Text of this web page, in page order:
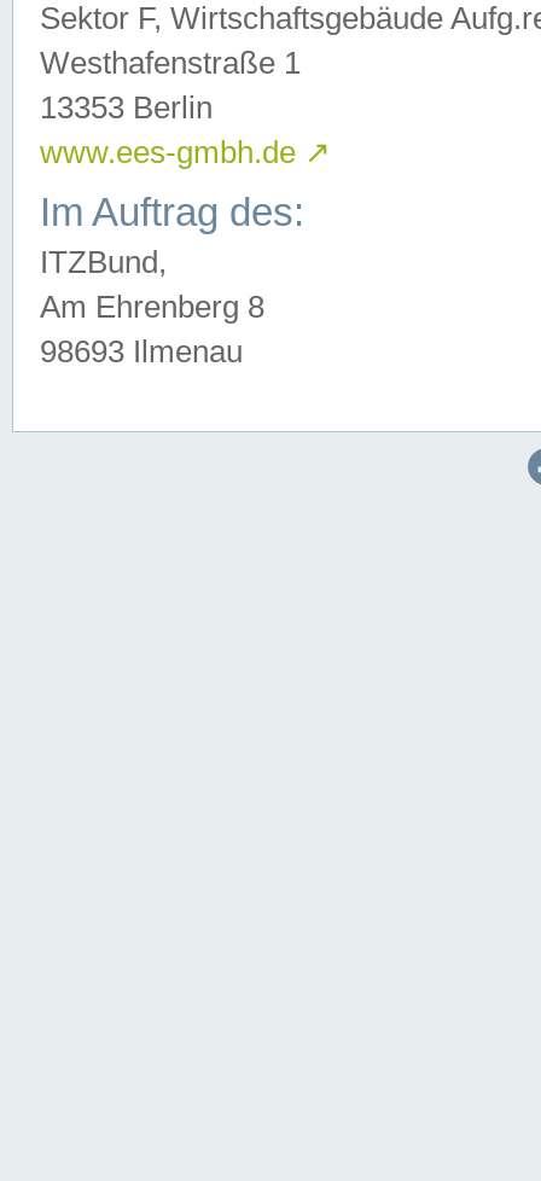
Sektor F, Wirtschaftsgebäude
Westhafenstraße 1
13353 Berlin
www.ees-gmbh.de ↗
Im Auftrag des:
ITZBund,
Am Ehrenberg 8
98693 Ilmenau